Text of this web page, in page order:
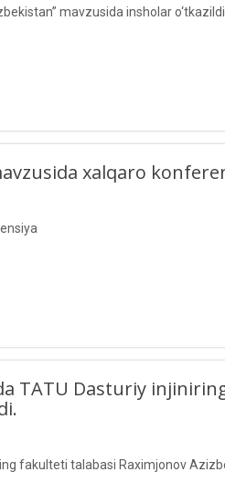
mavzusida insholar o‘tkazildi.
xalqaro
TATU Dasturiy
fakulteti talabasi Raximjonov